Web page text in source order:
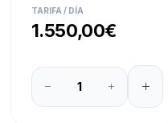
TARIFA / DÍA
1.550,00€